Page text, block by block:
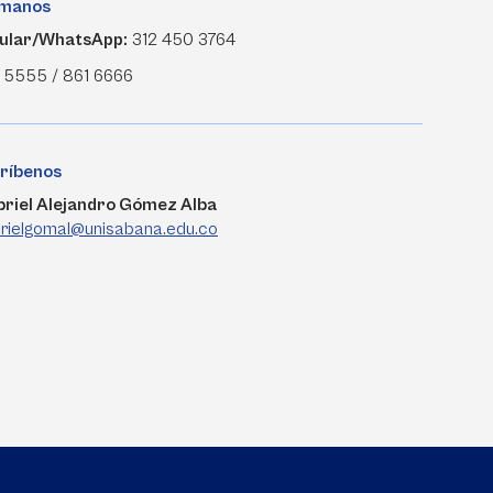
WhatsApp: 312 450 3764
5555 / 861 6666
Alejandro Gómez Alba